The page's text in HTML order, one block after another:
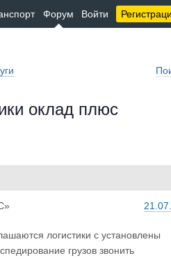
Форум Войти
оклад плюс
логистики с установлены
грузов звонить